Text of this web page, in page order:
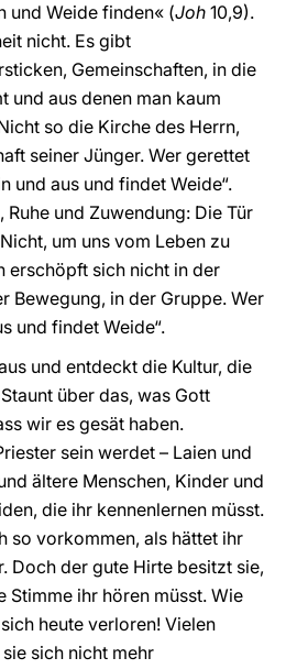
und Weide finden« (Joh 10,9).
nicht. Es gibt
Gemeinschaften, in die
und aus denen man kaum
so die Kirche des Herrn,
seiner Jünger. Wer gerettet
und aus und findet Weide“.
und Zuwendung: Die Tür
um uns vom Leben zu
erschöpft sich nicht in der
Bewegung, in der Gruppe. Wer
und findet Weide“.
und entdeckt die Kultur, die
über das, was Gott
wir es gesät haben.
sein werdet – Laien und
ältere Menschen, Kinder und
die ihr kennenlernen müsst.
so vorkommen, als hättet ihr
Doch der gute Hirte besitzt sie,
Stimme ihr hören müsst. Wie
heute verloren! Vielen
sich nicht mehr